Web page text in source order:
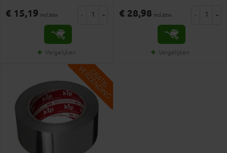
€ 15,19 incl.btw - +
Vergelijken
€ 28,98 incl.btw - +
Vergelijken
G
R
A
T
I
S
V
E
R
Z
E
N
D
I
N
G